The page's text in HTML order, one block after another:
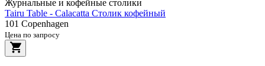
Журнальные и кофейные столики
Tairu Table - Calacatta Столик кофейный
101 Copenhagen
Цена по запросу